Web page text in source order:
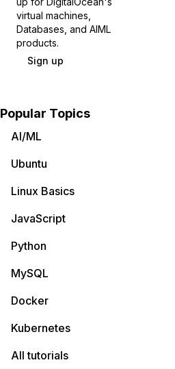
virtual machines,
Databases, and AIML
products.
Sign up
Popular Topics
AI/ML
Ubuntu
Linux Basics
JavaScript
Python
MySQL
Docker
Kubernetes
All tutorials